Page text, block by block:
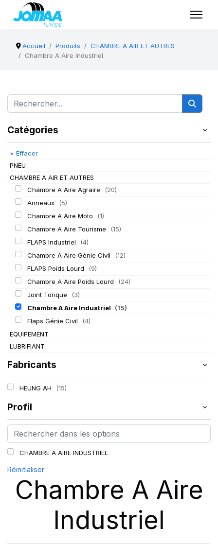
Accueil Produits
CHAMBRE A AIR ET AUTRES
Chambre A Aire Industriel
Catégories
× Effacer
PNEU
CHAMBRE A AIR ET AUTRES
Chambre A Aire Agraire
(20)
Anneaux
(5)
Chambre A Aire Moto
(1)
Chambre A Aire Tourisme
(15)
FLAPS Industriel
(4)
Chambre A Aire Génie Civil
(12)
FLAPS Poids Lourd
(9)
Chambre A Aire Poids Lourd
(24)
Joint Torique
(3)
Chambre A Aire Industriel
(15)
Flaps Génie Civil
(4)
EQUIPEMENT
LUBRIFIANT
Fabricants
HEUNG AH (15)
Profil
CHAMBRE A AIRE INDUSTRIEL
Réinitialiser
Chambre A Aire
Industriel